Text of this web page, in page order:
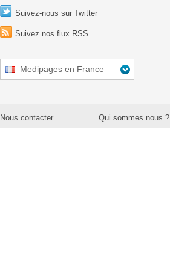
Suivez-nous sur Twitter
Suivez nos flux RSS
Medipages en France
Nous contacter Qui sommes nous ?